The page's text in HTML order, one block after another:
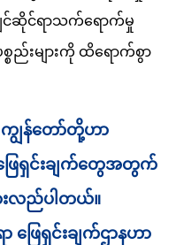
ျင်ဆိုင်ရာသက်ရောက်မှု
စည်းများကို ထိရောက်စွာ
ာ ကျွန်တော်တို့ဟာ
ေရှင်းချက်တွေအတွက်
းလည်ပါတယ်။
ြေရှင်းချက်ဌာနဟာ